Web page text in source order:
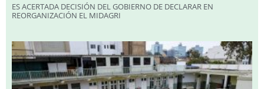
ES ACERTADA DECISIÓN DEL GOBIERNO DE DECLARAR EN
REORGANIZACIÓN EL MIDAGRI